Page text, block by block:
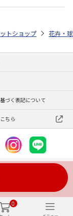
0
グリーンインダストリ
トショップ 花卉・
づく表記について
ちら